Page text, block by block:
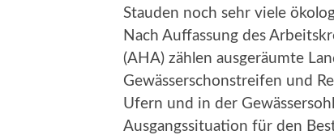
Stauden noch sehr viele
Nach Auffassung des
(AHA) zählen ausgeräumte
Gewässerschonstreifen und
Ufern und in der
Ausgangssituation für den